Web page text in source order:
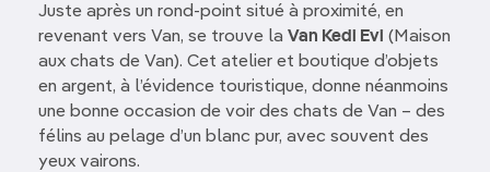
Juste après un rond-point situé à proximité, en
revenant vers Van, se trouve la Van Kedi Evi (Maison
aux chats de Van). Cet atelier et boutique d’objets
en argent, à l’évidence touristique, donne néanmoins
une bonne occasion de voir des chats de Van – des
félins au pelage d’un blanc pur, avec souvent des
yeux vairons.